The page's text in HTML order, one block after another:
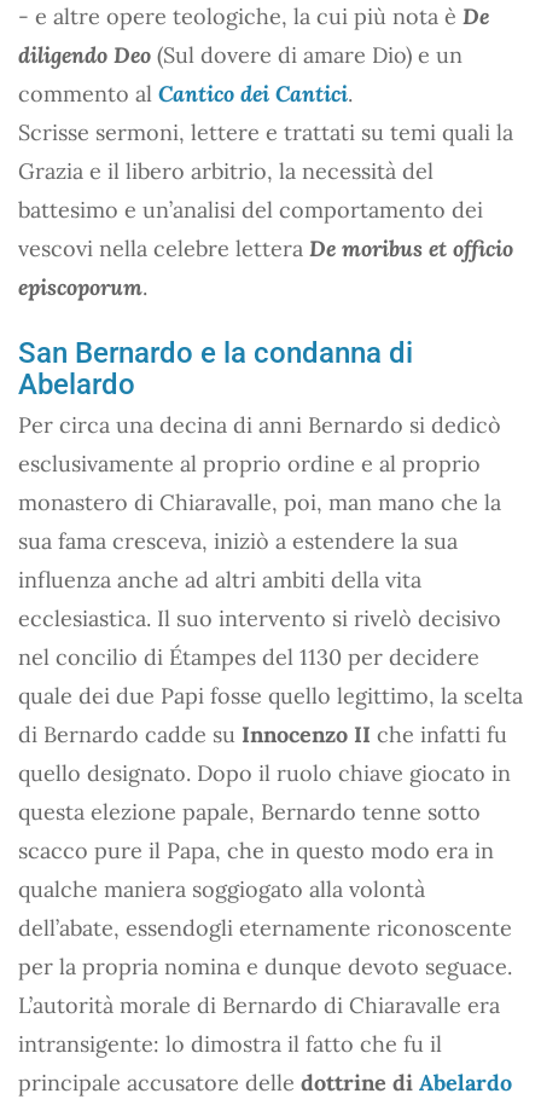
- e altre opere teologiche, la cui più nota è De
diligendo Deo (Sul dovere di amare Dio) e un
commento al Cantico dei Cantici.
Scrisse sermoni, lettere e trattati su temi quali la
Grazia e il libero arbitrio, la necessità del
battesimo e un’analisi del comportamento dei
vescovi nella celebre lettera De moribus et officio
episcoporum.
San Bernardo e la condanna di
Abelardo
Per circa una decina di anni Bernardo si dedicò
esclusivamente al proprio ordine e al proprio
monastero di Chiaravalle, poi, man mano che la
sua fama cresceva, iniziò a estendere la sua
influenza anche ad altri ambiti della vita
ecclesiastica. Il suo intervento si rivelò decisivo
nel concilio di Étampes del 1130 per decidere
quale dei due Papi fosse quello legittimo, la scelta
di Bernardo cadde su Innocenzo II che infatti fu
quello designato. Dopo il ruolo chiave giocato in
questa elezione papale, Bernardo tenne sotto
scacco pure il Papa, che in questo modo era in
qualche maniera soggiogato alla volontà
dell’abate, essendogli eternamente riconoscente
per la propria nomina e dunque devoto seguace.
L’autorità morale di Bernardo di Chiaravalle era
intransigente: lo dimostra il fatto che fu il
principale accusatore delle dottrine di Abelardo